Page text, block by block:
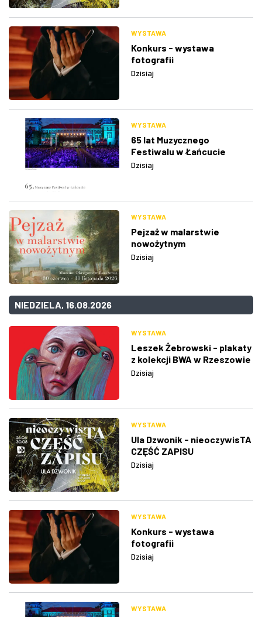
WYSTAWA
Konkurs - wystawa
fotografii
Dzisiaj
WYSTAWA
65 lat Muzycznego
Festiwalu w Łańcucie
Dzisiaj
WYSTAWA
Pejzaż w malarstwie
nowożytnym
Dzisiaj
NIEDZIELA, 16.08.2026
WYSTAWA
Leszek Żebrowski - plakaty
z kolekcji BWA w Rzeszowie
Dzisiaj
WYSTAWA
Ula Dzwonik - nieoczywisTA
CZĘŚĆ ZAPISU
Dzisiaj
WYSTAWA
Konkurs - wystawa
fotografii
Dzisiaj
WYSTAWA